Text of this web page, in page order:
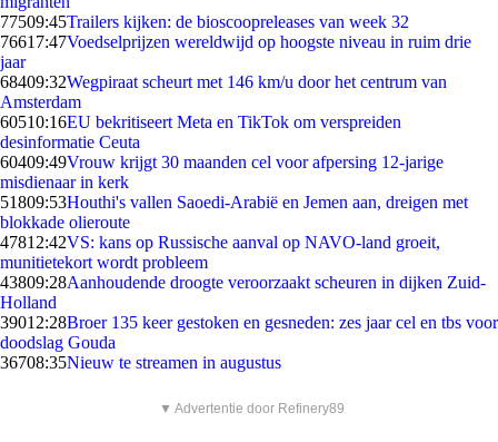
77509:45Trailers kijken: de bioscoopreleases van week 32
76617:47Voedselprijzen wereldwijd op hoogste niveau in ruim drie
jaar
68409:32Wegpiraat scheurt met 146 km/u door het centrum van
Amsterdam
60510:16EU bekritiseert Meta en TikTok om verspreiden
desinformatie Ceuta
60409:49Vrouw krijgt 30 maanden cel voor afpersing 12-jarige
misdienaar in kerk
51809:53Houthi's vallen Saoedi-Arabië en Jemen aan, dreigen met
blokkade olieroute
47812:42VS: kans op Russische aanval op NAVO-land groeit,
munitietekort wordt probleem
43809:28Aanhoudende droogte veroorzaakt scheuren in dijken Zuid-
Holland
39012:28Broer 135 keer gestoken en gesneden: zes jaar cel en tbs voor
doodslag Gouda
36708:35Nieuw te streamen in augustus
▼ Advertentie door Refinery89